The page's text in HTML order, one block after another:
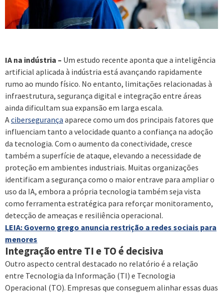
IA na indústria – Um estudo recente aponta que a inteligência
artificial aplicada à indústria está avançando rapidamente
rumo ao mundo físico. No entanto, limitações relacionadas à
infraestrutura, segurança digital e integração entre áreas
ainda dificultam sua expansão em larga escala.
Acibersegurança aparece como um dos principais fatores que
influenciam tanto a velocidade quanto a confiança na adoção
da tecnologia. Com o aumento da conectividade, cresce
também a superfície de ataque, elevando a necessidade de
proteção em ambientes industriais. Muitas organizações
identificam a segurança como o maior entrave para ampliar o
uso da IA, embora a própria tecnologia também seja vista
como ferramenta estratégica para reforçar monitoramento,
detecção de ameaças e resiliência operacional.
LEIA: Governo grego anuncia restrição a redes sociais para
menores
Integração entre TI e TO é decisiva
Outro aspecto central destacado no relatório é a relação
entre Tecnologia da Informação (TI) e Tecnologia
Operacional (TO). Empresas que conseguem alinhar essas duas